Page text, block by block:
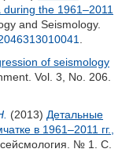
the 1961–2011
and Seismology.
of seismology
Vol. 3, No. 206.
(2013) Детальные
в 1961–2011 гг.,
№ 1. С.